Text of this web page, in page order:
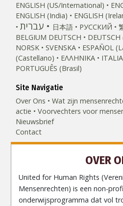
ENGLISH (US/International)
ENGLISH (India)
ENGLISH
עברית 日本語 РУССКИЙ
BELGIUM DEUTSCH
NORSK
SVENSKA ESPAÑOL
(Castellano)
ΕΛΛΗΝΙΚA
PORTUGUÊS (Brasil)‎
Site Navigatie
Over Ons
Wat zijn
actie
Voorvechters voor
Nieuwsbrief
Contact
OVER
United for Human Rights
Mensenrechten) is een non-
onderwijsprogramma dat vol